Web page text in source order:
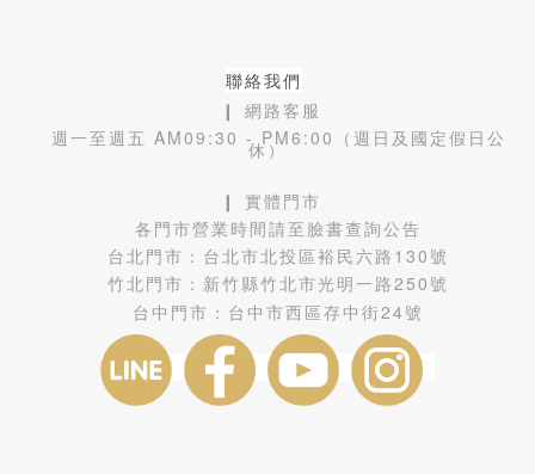
聯絡我們
❙ 網路客服
週一至週五 AM09:30 - PM6:00（週日及國定假日公
休）
❙ 實體門市
各門市營業時間請至臉書查詢公告
台北門市： 台北市北投區裕民六路130號
竹北門市： 新竹縣竹北市光明一路250號
台中門市： 台中市西區存中街24號